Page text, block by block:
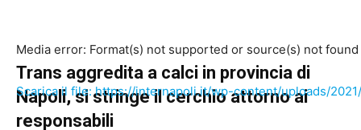
Media error: Format(s) not supported or source(s) not found
Scarica il file: https://internapoli.it/wp-content/uploads/
Trans aggredita a calci in provincia di
Napoli, si stringe il cerchio attorno ai
responsabili